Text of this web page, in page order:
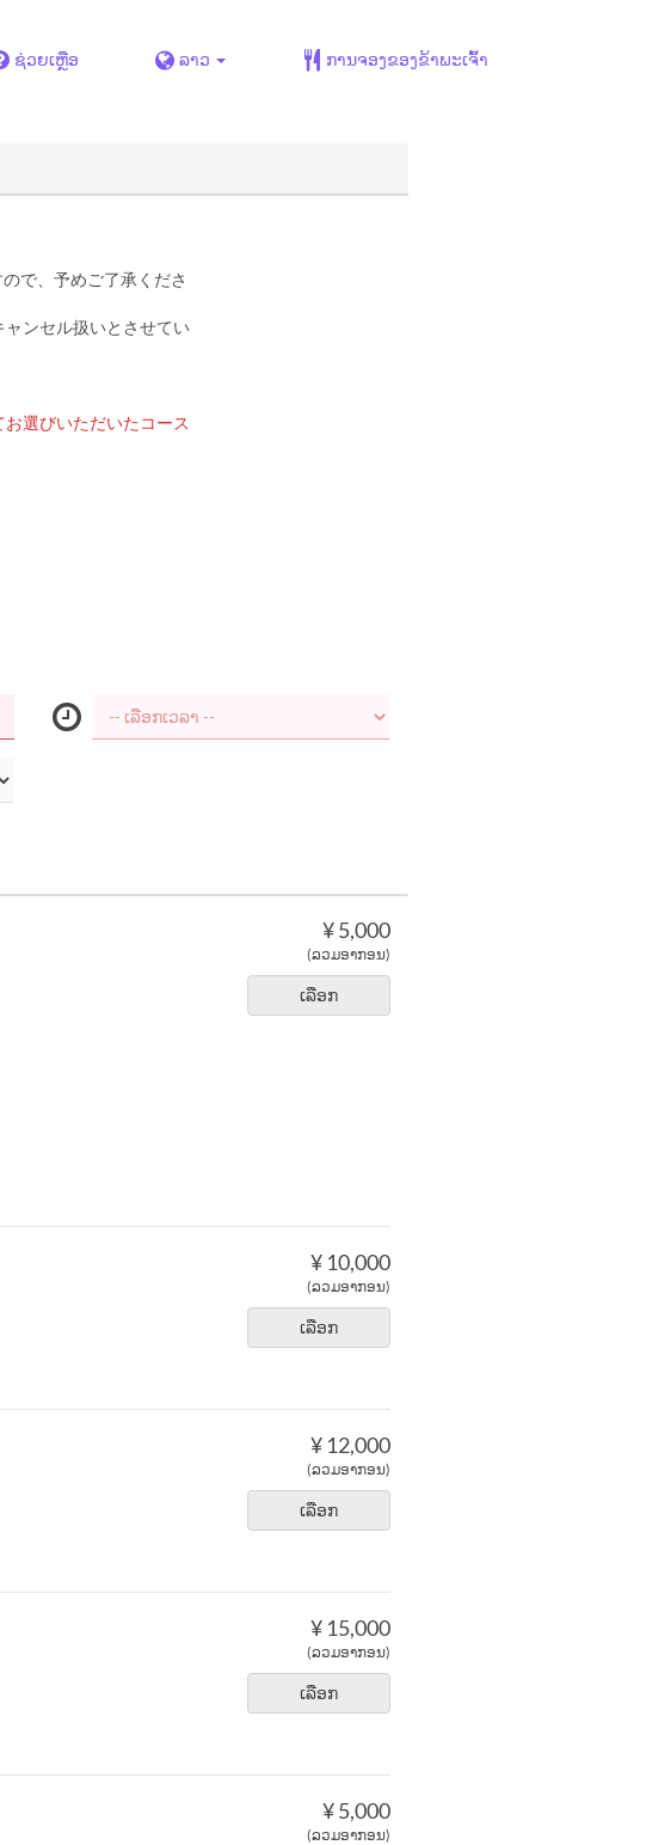
ຊ່ວຍເຫຼືອ ລາວ ການຈອງຂອງຂ້າພະເຈົ້າ
で、予めご了承くださ
ンセル扱いとさせてい
選びいただいたコース
¥ 5,000
(ລວມອາກອນ)
ເລືອກ
¥ 10,000
(ລວມອາກອນ)
ເລືອກ
¥ 12,000
(ລວມອາກອນ)
ເລືອກ
¥ 15,000
(ລວມອາກອນ)
ເລືອກ
¥ 5,000
(ລວມອາກອນ)